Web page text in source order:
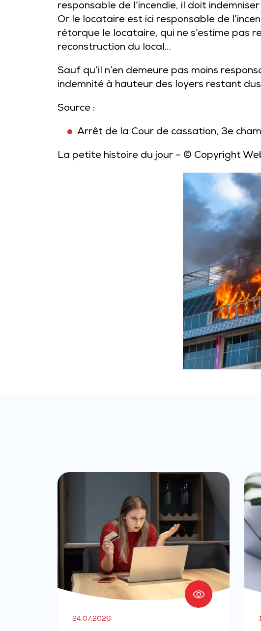
responsable de l’incendie, il doit
Or le locataire est ici responsable de
rétorque le locataire, qui ne s’estime pas
reconstruction du local…
Sauf qu’il n’en demeure pas moins
indemnité à hauteur des loyers restant
Source :
Arrêt de la Cour de cassation, 3e
La petite histoire du jour – © Copyright
24.07.2026